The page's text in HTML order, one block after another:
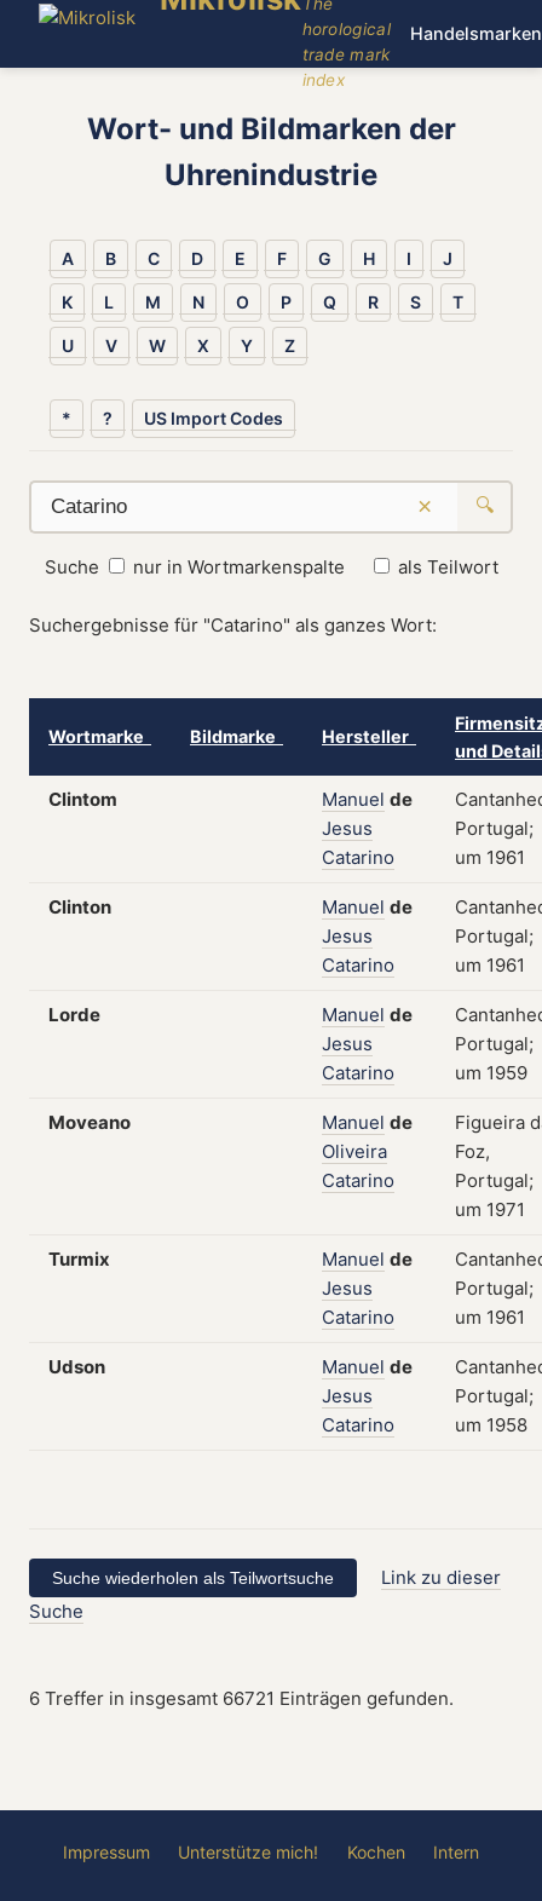
horological
trade mark
index
Handelsmarken
Wort- und Bildmarken der
Uhrenindustrie
A B C D E F G H I J
K L M N O P Q R S T
U V W X Y Z
* ? US Import Codes
× 🔍
Suche nur in Wortmarkenspalte als Teilwort
Suchergebnisse für "Catarino" als ganzes Wort:
Wortmarke Bildmarke Hersteller
und
Clintom Manuel de
Jesus
Catarino
Portugal;
um 1961
Clinton Manuel de
Jesus
Catarino
Portugal;
um 1961
Lorde Manuel de
Jesus
Catarino
Portugal;
um 1959
Moveano Manuel de
Oliveira
Catarino
Figueira
Foz,
Portugal;
um 1971
Turmix Manuel de
Jesus
Catarino
Portugal;
um 1961
Udson Manuel de
Jesus
Catarino
Portugal;
um 1958
Link zu dieser
Suche
6 Treffer in insgesamt 66721 Einträgen gefunden.
Impressum Unterstütze mich! Kochen Intern